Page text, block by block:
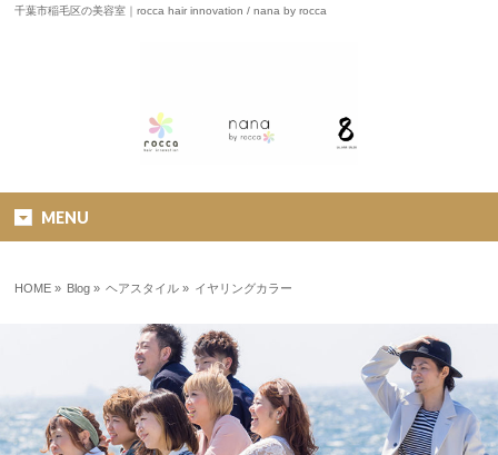
千葉市稲毛区の美容室｜rocca hair innovation / nana by rocca
MENU
HOME » Blog » ヘアスタイル » イヤリングカラー